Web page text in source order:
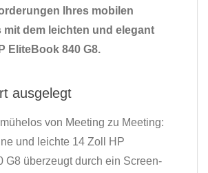
Ihres mobilen
mit dem leichten und elegant
EliteBook 840 G8.
ausgelegt
von Meeting zu Meeting:
und leichte 14 Zoll HP
G8 überzeugt durch ein Screen-